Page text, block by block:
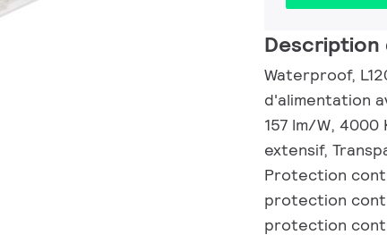
Waterproof,
d'alimentation
157 lm/W, 4000
extensif,
Protection
protection
protection